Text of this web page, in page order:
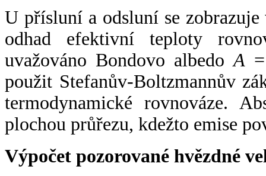
U přísluní a odsluní se
odhad efektivní teploty
uvažováno Bondovo albedoA
použit Stefanův-Boltzmannův
termodynamické rovnováze.
plochou průřezu, kdežto emise
Výpočet pozorované hvězdné